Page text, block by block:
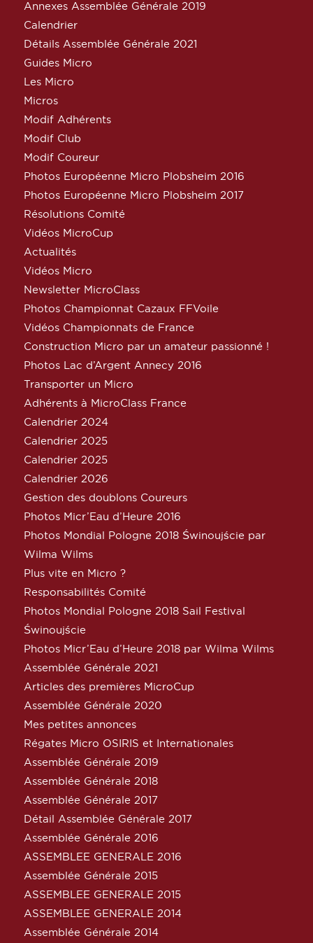
Annexes Assemblée Générale 2019
Calendrier
Détails Assemblée Générale 2021
Guides Micro
Les Micro
Micros
Modif Adhérents
Modif Club
Modif Coureur
Photos Européenne Micro Plobsheim 2016
Photos Européenne Micro Plobsheim 2017
Résolutions Comité
Vidéos MicroCup
Actualités
Vidéos Micro
Newsletter MicroClass
Photos Championnat Cazaux FFVoile
Vidéos Championnats de France
Construction Micro par un amateur passionné !
Photos Lac d’Argent Annecy 2016
Transporter un Micro
Adhérents à MicroClass France
Calendrier 2024
Calendrier 2025
Calendrier 2025
Calendrier 2026
Gestion des doublons Coureurs
Photos Micr’Eau d’Heure 2016
Photos Mondial Pologne 2018 Świnoujście par
Wilma Wilms
Plus vite en Micro ?
Responsabilités Comité
Photos Mondial Pologne 2018 Sail Festival
Świnoujście
Photos Micr’Eau d’Heure 2018 par Wilma Wilms
Assemblée Générale 2021
Articles des premières MicroCup
Assemblée Générale 2020
Mes petites annonces
Régates Micro OSIRIS et Internationales
Assemblée Générale 2019
Assemblée Générale 2018
Assemblée Générale 2017
Détail Assemblée Générale 2017
Assemblée Générale 2016
ASSEMBLEE GENERALE 2016
Assemblée Générale 2015
ASSEMBLEE GENERALE 2015
ASSEMBLEE GENERALE 2014
Assemblée Générale 2014